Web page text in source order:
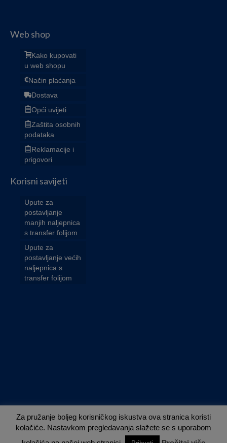
Web shop
Kako kupovati
u web shopu
Način plaćanja
Dostava
Opći uvijeti
Zaštita osobnih
podataka
Reklamacije i
prigovori
Korisni savijeti
Upute za
postavljanje
manjih naljepnica
s transfer folijom
Upute za
postavljanje većih
naljepnica s
transfer folijom
Nuvola - established 2013.
Za pružanje boljeg korisničkog iskustva ova stranica koristi
kolačiće. Nastavkom pregledavanja slažete se s uporabom